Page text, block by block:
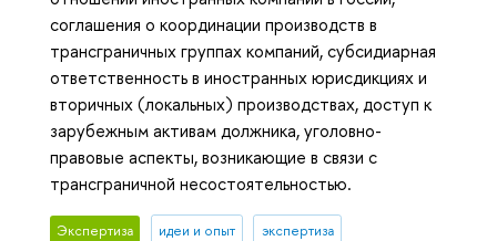
соглашения о координации производств в
трансграничных группах компаний, субсидиарная
ответственность в иностранных юрисдикциях и
вторичных (локальных) производствах, доступ к
зарубежным активам должника, уголовно-
правовые аспекты, возникающие в связи с
трансграничной несостоятельностью.
Экспертиза идеи и опыт экспертиза